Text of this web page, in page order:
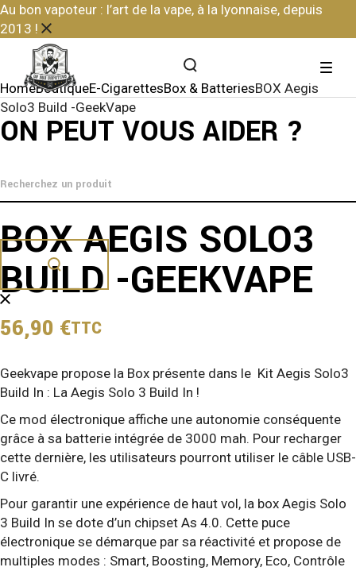
Skip
to
the
content
Au bon vapoteur : l’art de la vape, à la lyonnaise, depuis
2013 !
ON PEUT VOUS AIDER ?
HomeBoutiqueE-CigarettesBox & BatteriesBOX Aegis
Solo3 Build -GeekVape
BOX AEGIS SOLO3
BUILD -GEEKVAPE
56,90 €TTC
Geekvape propose la Box présente dans le Kit Aegis Solo3
Build In : La Aegis Solo 3 Build In !
Ce mod électronique affiche une autonomie conséquente
grâce à sa batterie intégrée de 3000 mah. Pour recharger
cette dernière, les utilisateurs pourront utiliser le câble USB-
C livré.
Pour garantir une expérience de haut vol, la box Aegis Solo
3 Build In se dote d’un chipset As 4.0. Cette puce
électronique se démarque par sa réactivité et propose de
multiples modes : Smart, Boosting, Memory, Eco, Contrôle